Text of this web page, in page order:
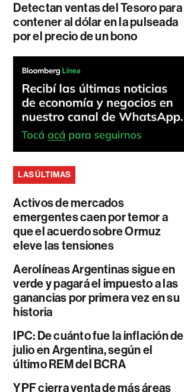
Detectan ventas del Tesoro para
contener al dólar en la pulseada
por el precio de un bono
LAS ÚLTIMAS
Activos de mercados
emergentes caen por temor a
que el acuerdo sobre Ormuz
eleve las tensiones
Aerolíneas Argentinas sigue en
verde y pagará el impuesto a las
ganancias por primera vez en su
historia
IPC: De cuánto fue la inflación de
julio en Argentina, según el
último REM del BCRA
YPF cierra venta de más áreas